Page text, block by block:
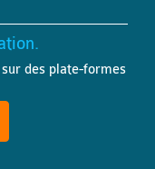
des plate-formes